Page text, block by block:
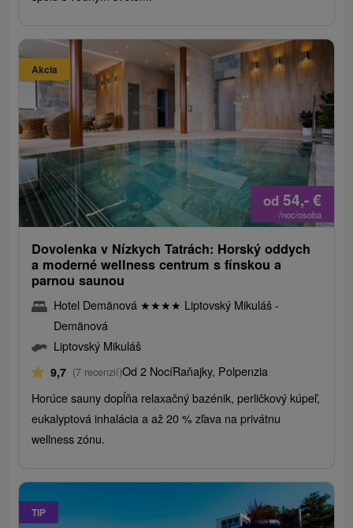
Akcia
od 54,-€
/noc/osoba
Dovolenka v Nízkych Tatrách: Horský oddych
a moderné wellness centrum s fínskou a
parnou saunou
Hotel Demänová ★★★★ Liptovský Mikuláš -
Demänová
Liptovský Mikuláš
9,7 (7 recenzií)Od 2 NocíRaňajky, Polpenzia
Horúce sauny dopĺňa relaxačný bazénik, perličkový kúpeľ,
eukalyptová inhalácia a až 20 % zľava na privátnu
wellness zónu.
TIP